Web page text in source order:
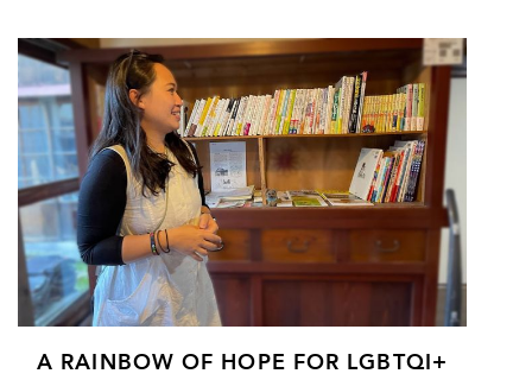
A RAINBOW OF HOPE FOR LGBTQI+